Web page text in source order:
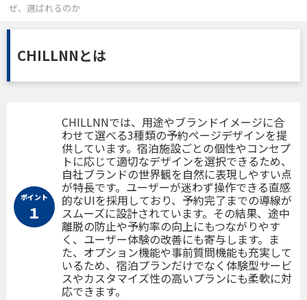
ぜ、選ばれるのか
CHILLNNとは
ポイント
１
CHILLNNでは、用途やブランドイメージに合
わせて選べる3種類の予約ページデザインを提
供しています。宿泊施設ごとの個性やコンセプ
トに応じて適切なデザインを選択できるため、
自社ブランドの世界観を自然に表現しやすい点
が特長です。ユーザーが迷わず操作できる直感
的なUIを採用しており、予約完了までの導線が
スムーズに設計されています。その結果、途中
離脱の防止や予約率の向上にもつながりやす
く、ユーザー体験の改善にも寄与します。ま
た、オプション機能や事前質問機能も充実して
いるため、宿泊プランだけでなく体験型サービ
スやカスタマイズ性の高いプランにも柔軟に対
応できます。